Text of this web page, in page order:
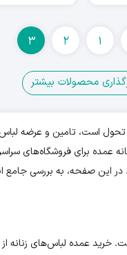
1
2
3
محصولات بیشتر
است، تامین و عرضه لباس
عمده برای فروشگاه‌های
این صفحه، به بررسی جامع
خرید عمده لباس‌های زنانه